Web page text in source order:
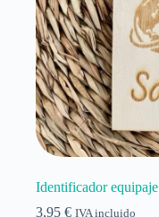
Identificador equipaje
3,95 € IVA incluido